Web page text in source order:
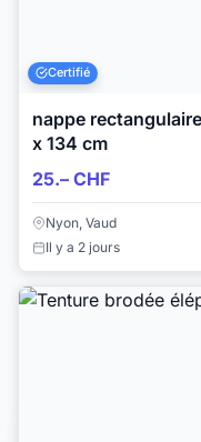
Certifié
nappe rectangulaire enduite
x 134 cm
25.– CHF
Nyon, Vaud
Il y a 2 jours